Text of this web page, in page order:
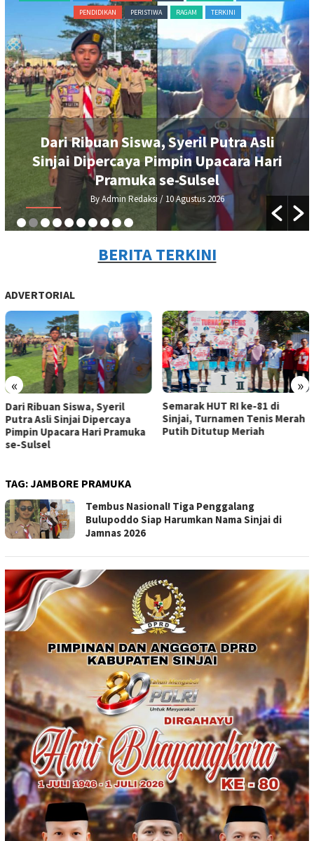
RAGAM TERKINI
Siswa, Syeril Putra Asli
Pimpin Upacara Hari
se-Sulsel
Redaksi / 10 Agustus 2026
Semarak
Turnamen
By
BERITA TERKINI
ADVERTORIAL
« »
Dari Ribuan Siswa, Syeril
Putra Asli Sinjai Dipercaya
Pimpin Upacara Hari Pramuka
se-Sulsel
Semarak HUT RI ke-81 di
Sinjai, Turnamen Tenis Merah
Putih Ditutup Meriah
TAG:JAMBORE PRAMUKA
Tembus Nasional! Tiga Penggalang
Bulupoddo Siap Harumkan Nama Sinjai di
Jamnas 2026